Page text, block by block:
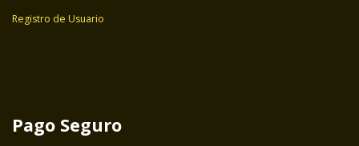
Registro de Usuario
Pago Seguro